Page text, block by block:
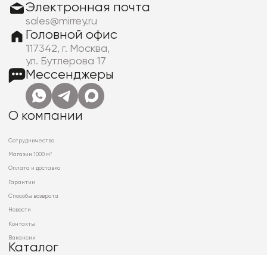
Электронная почта
sales@mirrey.ru
Головной офис
117342, г. Москва,
ул. Бутлерова 17
Мессенджеры
О компании
Сотрудничество
Магазин 1000 м²
Оплата и доставка
Гарантии
Способы возврата
Новости
Контакты
Вакансии
Каталог